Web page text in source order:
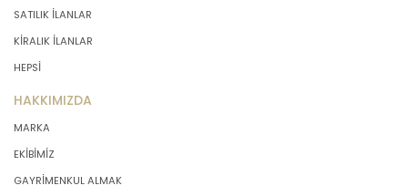
SATILIK İLANLAR
KİRALIK İLANLAR
HEPSİ
HAKKIMIZDA
MARKA
EKİBİMİZ
GAYRİMENKUL ALMAK